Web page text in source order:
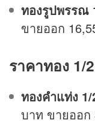
ทองรูปพรรณ
ขายออก
ราคาทอง 1/
ทองคำแท่ง 1/
บาท ขายออก